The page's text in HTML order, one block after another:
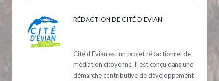
RÉDACTION DE CITÉ D'EVIAN
Cité d'Evian est un projet rédactionnel de
médiation citoyenne. Il est conçu dans une
démarche contributive de développement